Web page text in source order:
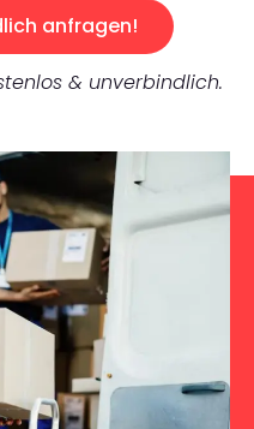
anfragen!
& unverbindlich.